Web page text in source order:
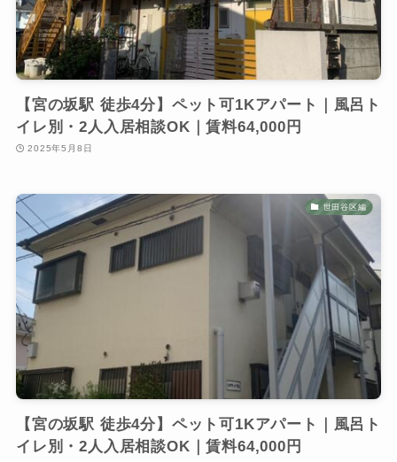
【宮の坂駅 徒歩4分】ペット可1Kアパート｜風呂ト
イレ別・2人入居相談OK｜賃料64,000円
2025年5月8日
世田谷区編
【宮の坂駅 徒歩4分】ペット可1Kアパート｜風呂ト
イレ別・2人入居相談OK｜賃料64,000円